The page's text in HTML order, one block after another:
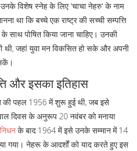
उनके विशेष स्नेह के लिए 'चाचा नेहरु' के नाम
था कि बच्चे एक राष्ट्र की सच्ची सम्पत्ति
साथ पोषित किया जाना चाहिए। उनकी
थी, जहां युवा मन विकसित हो सके और अपनी
और इसका इतिहास
की पहल 1956 में शुरू हुई थी, जब इसे
दिवस के अनुरूप 20 नवंबर को मनाया
निधनके बाद 1964 में इसे उनके सम्मान में 14
गया। नेहरू के आदर्शों को याद करते हुए इस